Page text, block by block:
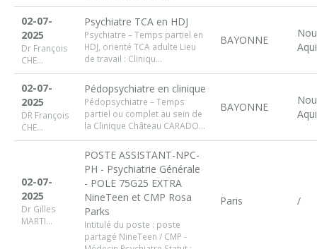
02-07-
2025
Dr François
CHE...
Psychiatre TCA en HDJ
Psychiatre – Temps partiel en
HDJ, orienté TCA adulte Lieu
de travail : Cliniqu...
BAYONNE
02-07-
2025
DR François
CHE...
Pédopsychiatre en clinique
Pédopsychiatre – Temps
partiel ou complet au sein de
la Clinique Château CARADO...
BAYONNE
02-07-
2025
Dr Gilles
MARTI...
POSTE ASSISTANT-NPC-
PH - Psychiatrie Générale
- POLE 75G25 EXTRA
NineTeen et CMP Rosa
Parks
Intitulé du poste : poste
partagé NineTeen / CMP -
Paris /